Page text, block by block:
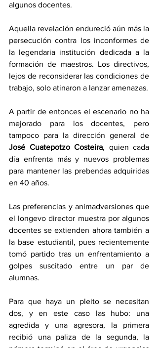
algunos docentes.
Aquella revelación endureció aún más la
persecución contra los inconformes de
la legendaria institución dedicada a la
formación de maestros. Los directivos,
lejos de reconsiderar las condiciones de
trabajo, solo atinaron a lanzar amenazas.
A partir de entonces el escenario no ha
mejorado para los docentes, pero
José Cuatepotzo Costeira, quien cada
día enfrenta más y nuevos problemas
para mantener las prebendas adquiridas
en 40 años.
Las preferencias y animadversiones que
el longevo director muestra por algunos
docentes se extienden ahora también a
la base estudiantil, pues recientemente
tomó partido tras un enfrentamiento a
golpes suscitado entre un par de
alumnas.
Para que haya un pleito se necesitan
dos, y en este caso las hubo: una
agredida y una agresora, la primera
recibió una paliza de la segunda, la